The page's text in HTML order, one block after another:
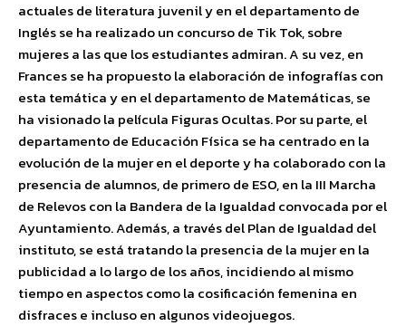
actuales de literatura juvenil y en el departamento de
Inglés se ha realizado un concurso de Tik Tok, sobre
mujeres a las que los estudiantes admiran. A su vez, en
Frances se ha propuesto la elaboración de infografías con
esta temática y en el departamento de Matemáticas, se
ha visionado la película Figuras Ocultas. Por su parte, el
departamento de Educación Física se ha centrado en la
evolución de la mujer en el deporte y ha colaborado con la
presencia de alumnos, de primero de ESO, en la III Marcha
de Relevos con la Bandera de la Igualdad convocada por el
Ayuntamiento. Además, a través del Plan de Igualdad del
instituto, se está tratando la presencia de la mujer en la
publicidad a lo largo de los años, incidiendo al mismo
tiempo en aspectos como la cosificación femenina en
disfraces e incluso en algunos videojuegos.